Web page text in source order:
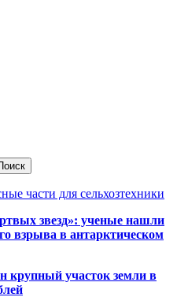
части для сельхозтехники
звезд»: ученые нашли
взрыва в антарктическом
крупный участок земли в